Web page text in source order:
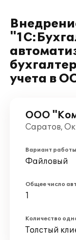
учета в
ООО
Саратов,
Вариант работы
Файловый
Общее число
1
Количество
Толстый